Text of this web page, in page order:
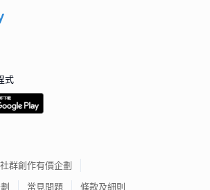
式
社群創作有價企劃
常見問題 條款及細則